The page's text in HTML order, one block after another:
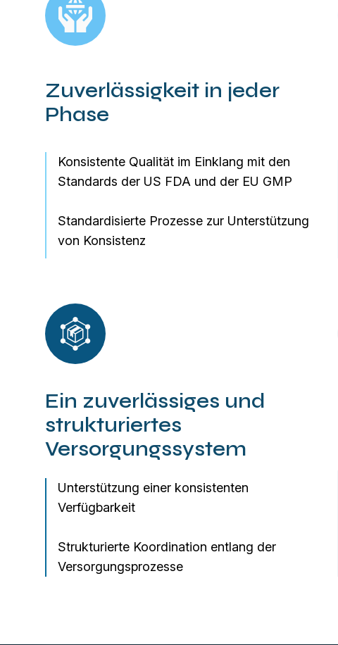
Zuverlässigkeit in jeder
Phase
Konsistente Qualität im Einklang mit den
Standards der US FDA und der EU GMP
Standardisierte Prozesse zur Unterstützung
von Konsistenz
Ein zuverlässiges und
strukturiertes
Versorgungssystem
Unterstützung einer konsistenten
Verfügbarkeit
Strukturierte Koordination entlang der
Versorgungsprozesse